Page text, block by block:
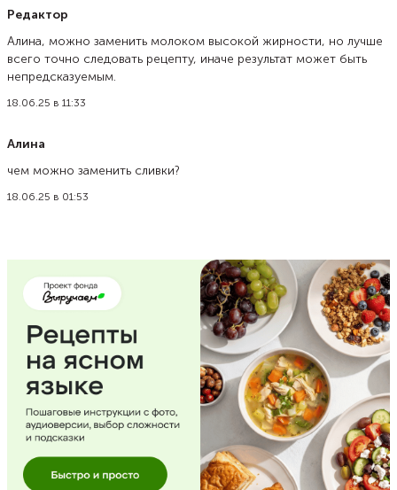
Редактор
Алина, можно заменить молоком высокой жирности, но лучше
всего точно следовать рецепту, иначе результат может быть
непредсказуемым.
18.06.25 в 11:33
Алина
чем можно заменить сливки?
18.06.25 в 01:53